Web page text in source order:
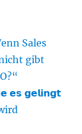
Sales
gibt
𝗲𝘀 𝗴𝗲𝗹𝗶𝗻𝗴𝘁